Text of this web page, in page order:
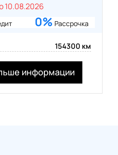
10.08.2026
0% Рассрочка
154300 км
информации